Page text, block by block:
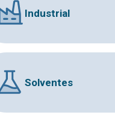
Industrial
Solventes